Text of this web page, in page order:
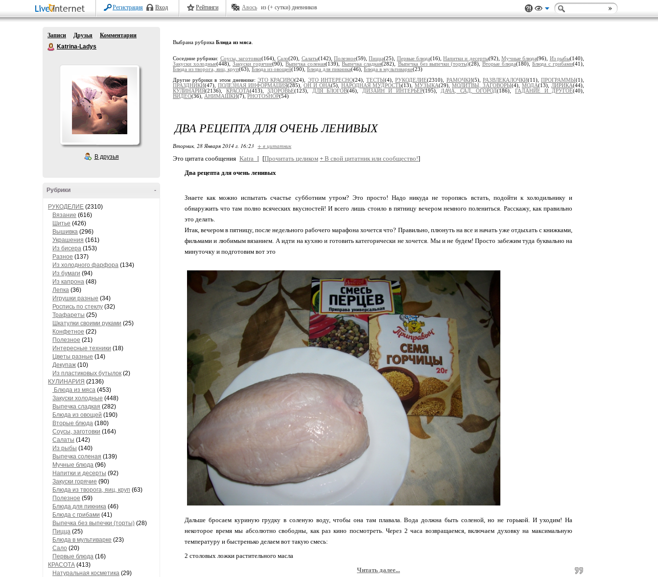
Регистрация Вход Рейтинги Авось из (+ сутки) дневников
Записи Друзья
Комментарии
Katrina-Ladys
В друзья
-
Рубрики
РУКОДЕЛИЕ (2310)
Вязание (616)
Шитье (426)
Вышивка (296)
Украшения (161)
Из бисера (153)
Разное (137)
Из холодного фарфора (134)
Из бумаги (94)
Из капрона (48)
Лепка (36)
Игрушки разные (34)
Роспись по стеклу (32)
Трафареты (25)
Шкатулки своими руками (25)
Конфетное (22)
Полезное (21)
Интересные техники (18)
Цветы разные (14)
Декупаж (10)
Из пластиковых бутылок (2)
КУЛИНАРИЯ (2136)
Блюда из мяса (453)
Закуски холодные (448)
Выпечка сладкая (282)
Блюда из овощей (190)
Вторые блюда (180)
Соусы, заготовки (164)
Салаты (142)
Из рыбы (140)
Выпечка соленая (139)
Мучные блюда (96)
Напитки и десерты (92)
Закуски горячие (90)
Блюда из творога, яиц, круп (63)
Полезное (59)
Блюда для пикника (46)
Блюда с грибами (41)
Выпечка без выпечки (торты) (28)
Пицца (25)
Блюда в мультиварке (23)
Сало (20)
Первые блюда (16)
КРАСОТА (413)
Натуральная косметика (29)
Выбрана рубрика Блюда из мяса
Соседние рубрики: Соусы, заготовки(164),Сало(20), Салаты(142), Полезное(59),Пицца(25), Первые блюда(16),Напитки и десерты(92),Мучные блюда(96), Из рыбы(140),
Закуски холодные(448),Закуски горячие(90),Выпечка соленая(139),Выпечка сладкая(282), Выпечка без выпечки (торты)(28), Вторые блюда(180), Блюда с грибами(41),
Блюда из творога, яиц, круп(63), Блюда из овощей(190), Блюда для пикника(46), Блюда в мультиварке(23)
Другие рубрики в этом дневнике:ЭТО КРАСИВО(24), ЭТО ИНТЕРЕСНО(24),ТЕСТЫ(4),РУКОДЕЛИЕ(2310), РАМОЧКИ(5), РАЗВЛЕКАЛОЧКИ(11),ПРОГРАММЫ(1),
ПРАЗДНИКИ(47), ПОЛЕЗНАЯ ИНФОРМАЦИЯ(285), ОН И ОНА(5), НАРОДНАЯ МУДРОСТЬ(13), МУЗЫКА(29), МОЛИТВЫ, ЗАГОВОРЫ(4), МОДА(13), ЛИРИКА(44),
КУЛИНАРИЯ(2136), КРАСОТА(413),ЗДОРОВЬЕ(123), ДЛЯ БЛОГОВ(46), ДИЗАЙН И ИНТЕРЬЕР(195), ДАЧА, САД, ОГОРОД(186), ГАДАНИЕ И ДРУГОЕ(40),
ВИДЕО(36), АНИМАШКИ(7), PHOTOSHOP(54)
ДВА РЕЦЕПТА ДЛЯ ОЧЕНЬ ЛЕНИВЫХ
Вторник, 28 Января 2014 г. 16:23 + в цитатник
Это цитата сообщения Katra_I [Прочитать целиком + В свой цитатник или сообщество!]
Два рецепта для очень ленивых
Знаете как можно испытать счастье субботним утром? Это просто! Надо никуда не торопясь встать, подойти к холодильнику и
обнаружить что там полно всяческих вкусностей! И всего лишь стоило в пятницу вечером немного полениться. Расскажу, как правильно
это делать.
Итак, вечером в пятницу, после недельного рабочего марафона хочется что? Правильно, плюнуть на все и начать уже отдыхать с книжками,
фильмами и любимым вязанием. А идти на кухню и готовить категорически не хочется. Мы и не будем! Просто забежим туда буквально на
минуточку и подготовим вот это
Дальше бросаем куриную грудку в соленую воду, чтобы она там плавала. Вода должна быть соленой, но не горькой. И уходим! На
некоторое время мы абсолютно свободны, как раз кино посмотреть. Через 2 часа возвращаемся, включаем духовку на максимальную
температуру и быстренько делаем вот такую смесь:
2 столовых ложки растительного масла
Читать далее...